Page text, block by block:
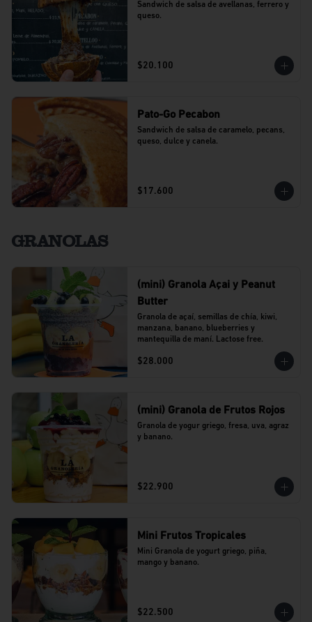
Sandwich de salsa de avellanas, ferrero y
queso.
$20.100
Pato-Go Pecabon
Sandwich de salsa de caramelo, pecans,
queso, dulce y canela.
$17.600
GRANOLAS
(mini) Granola Açai y Peanut
Butter
Granola de açaí, semillas de chía, kiwi,
manzana, banano, blueberries y
mantequilla de maní. Lactose free.
$28.000
(mini) Granola de Frutos Rojos
Granola de yogur griego, fresa, uva, agraz
y banano.
$22.900
Mini Frutos Tropicales
Mini Granola de yogurt griego, piña,
mango y banano.
$22.500